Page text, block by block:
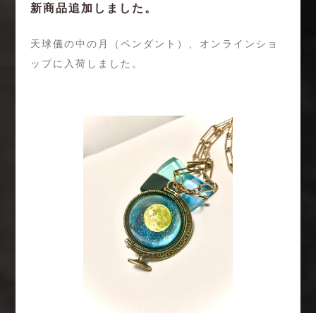
新商品追加しました。
天球儀の中の月（ペンダント）、オンラインショ
ップに入荷しました。